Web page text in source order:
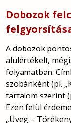
Dobozok
A dobozok
alulértékelt,
folyamatban.
szobánként (pl.
tartalom szerint
Ezen felül
„Üveg –